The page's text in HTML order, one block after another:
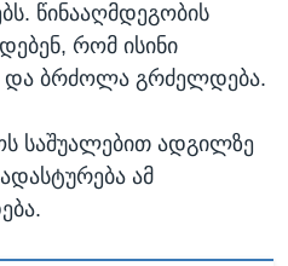
წინააღმდეგობის
რომ ისინი
და ბრძოლა გრძელდება.
საშუალებით ადგილზე
ამ